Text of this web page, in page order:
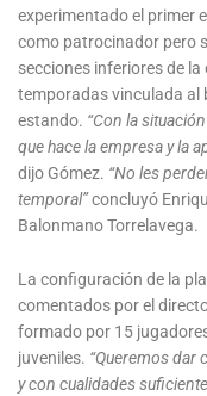
experimentado el primer
como patrocinador pero
secciones inferiores de
temporadas vinculada al
estando. “Con la
que hace la empresa y la
dijo Gómez. “No les
temporal”concluyó
Balonmano Torrelavega.
La configuración de la
comentados por el
formado por 15
juveniles. “Queremos dar
y con cualidades